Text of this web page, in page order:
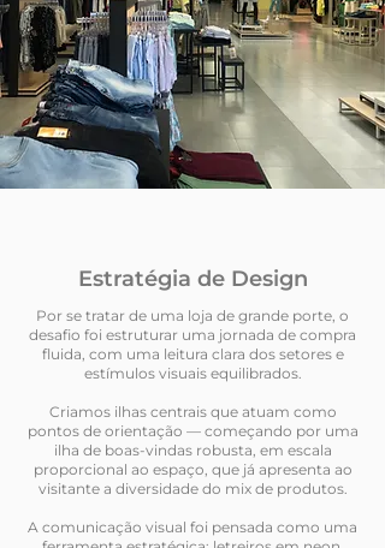
Estratégia de Design
Por se tratar de uma loja de grande porte, o
desafio foi estruturar uma jornada de compra
fluida, com uma leitura clara dos setores e
estímulos visuais equilibrados.
Criamos ilhas centrais que atuam como
pontos de orientação — começando por uma
ilha de boas-vindas robusta, em escala
proporcional ao espaço, que já apresenta ao
visitante a diversidade do mix de produtos.
A comunicação visual foi pensada como uma